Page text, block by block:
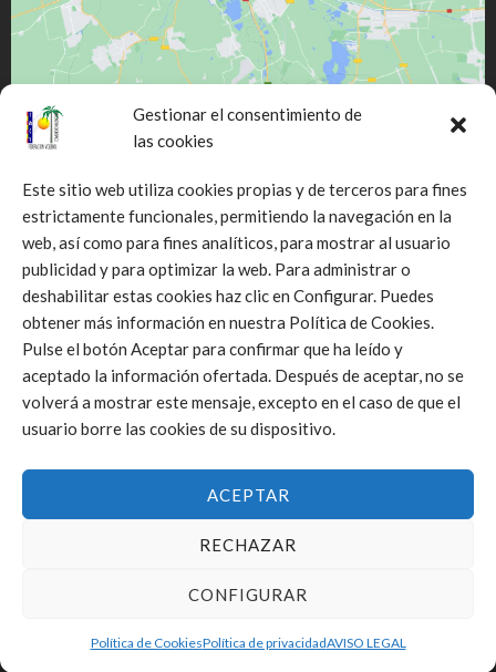
Gestionar el consentimiento de
las cookies
Este sitio web utiliza cookies propias y de terceros para fines
estrictamente funcionales, permitiendo la navegación en la
web, así como para fines analíticos, para mostrar al usuario
publicidad y para optimizar la web. Para administrar o
deshabilitar estas cookies haz clic en Configurar. Puedes
obtener más información en nuestra Política de Cookies.
Pulse el botón Aceptar para confirmar que ha leído y
aceptado la información ofertada. Después de aceptar, no se
volverá a mostrar este mensaje, excepto en el caso de que el
usuario borre las cookies de su dispositivo.
ACEPTAR
RECHAZAR
CONFIGURAR
Política de CookiesPolítica de privacidadAVISO LEGAL
Click to accept márketing cookies and
enable this content
FEDERACIÓN DE VOLEIBOL DE LA COMUNIDAD VALENCIANA © 2025